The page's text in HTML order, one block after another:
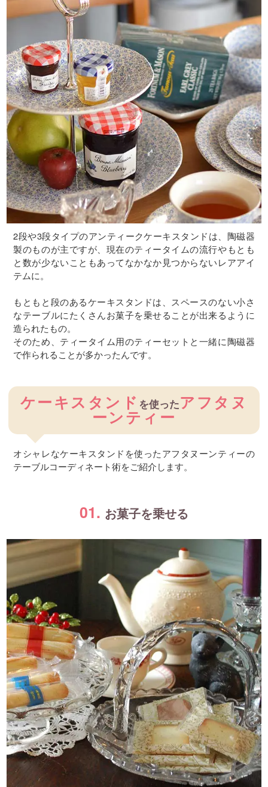
2段や3段タイプのアンティークケーキスタンドは、陶磁器
製のものが主ですが、現在のティータイムの流行やもとも
と数が少ないこともあってなかなか見つからないレアアイ
テムに。
もともと段のあるケーキスタンドは、スペースのない小さ
なテーブルにたくさんお菓子を乗せることが出来るように
造られたもの。
そのため、ティータイム用のティーセットと一緒に陶磁器
で作られることが多かったんです。
ケーキスタンド を使ったアフタヌ
ーンティー
オシャレなケーキスタンドを使ったアフタヌーンティーの
テーブルコーディネート術をご紹介します。
01. お菓子を乗せる